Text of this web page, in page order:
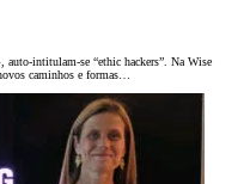
auto-intitulam-se “ethic hackers”. Na Wise
caminhos e formas…